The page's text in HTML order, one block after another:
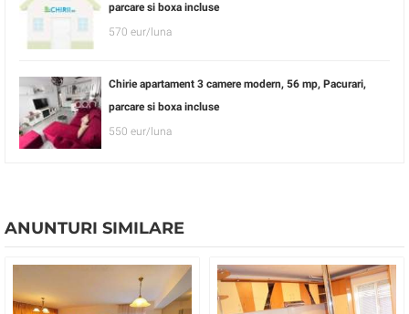
parcare si boxa incluse
570 eur/luna
Chirie apartament 3 camere modern, 56 mp, Pacurari,
parcare si boxa incluse
550 eur/luna
ANUNTURI SIMILARE